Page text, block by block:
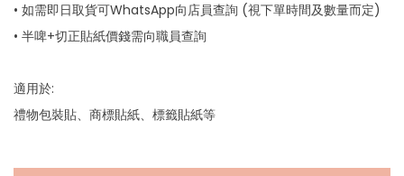
• 如需即日取貨可WhatsApp向店員查詢 (視下單時間及數量而定)
• 半啤+切正貼紙價錢需向職員查詢
適用於:
禮物包裝貼、商標貼紙、標籤貼紙等